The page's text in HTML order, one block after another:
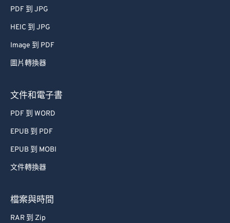
PDF 到 JPG
HEIC 到 JPG
Image 到 PDF
圖片轉換器
文件和電子書
PDF 到 WORD
EPUB 到 PDF
EPUB 到 MOBI
文件轉換器
檔案與時間
RAR 到 Zip